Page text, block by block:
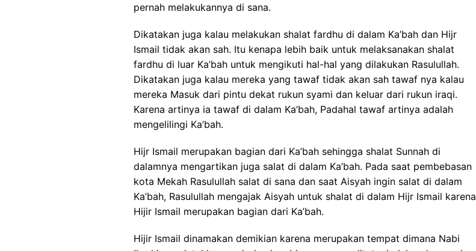
pernah melakukannya di sana.
Dikatakan juga kalau melakukan shalat fardhu di dalam Ka’bah dan Hijr
Ismail tidak akan sah. Itu kenapa lebih baik untuk melaksanakan shalat
fardhu di luar Ka’bah untuk mengikuti hal-hal yang dilakukan Rasulullah.
Dikatakan juga kalau mereka yang tawaf tidak akan sah tawaf nya kalau
mereka Masuk dari pintu dekat rukun syami dan keluar dari rukun iraqi.
Karena artinya ia tawaf di dalam Ka’bah, Padahal tawaf artinya adalah
mengelilingi Ka’bah.
Hijr Ismail merupakan bagian dari Ka’bah sehingga shalat Sunnah di
dalamnya mengartikan juga salat di dalam Ka’bah. Pada saat pembebasan
kota Mekah Rasulullah salat di sana dan saat Aisyah ingin salat di dalam
Ka’bah, Rasulullah mengajak Aisyah untuk shalat di dalam Hijr Ismail karena
Hijir Ismail merupakan bagian dari Ka’bah.
Hijir Ismail dinamakan demikian karena merupakan tempat dimana Nabi